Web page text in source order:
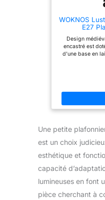
WOKNOS
E27
Design
encastré est
d'une base en
mesure 22
pièces d'une
Douille E27 :
E27 d'une
entrées, les
plafonniers
lorsqu'ils sont
variable
ampoules et
Une petite
est un choix
esthétique et
capacité
lumineuses en font
pièce cherchant à